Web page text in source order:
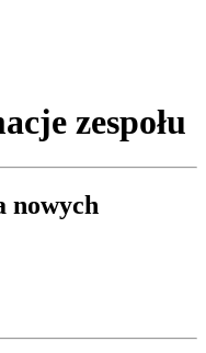
zespołu
nowych